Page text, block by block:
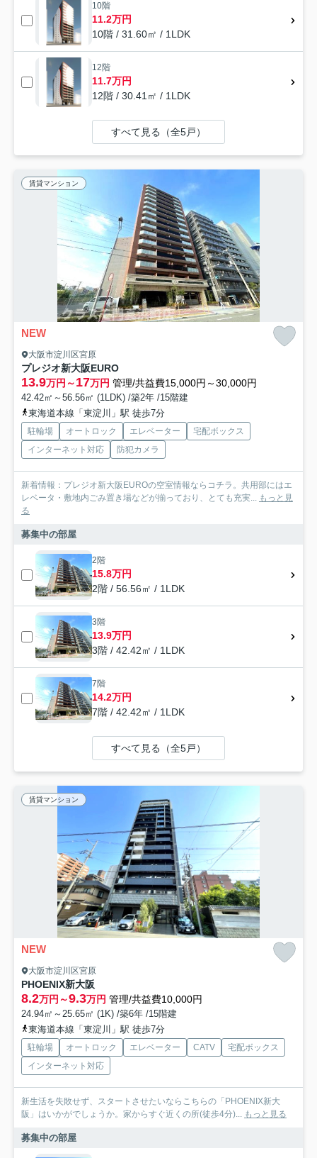
10階
11.2万円
10階 / 31.60㎡ / 1LDK
12階
11.7万円
12階 / 30.41㎡ / 1LDK
すべて見る（全5戸）
賃貸マンション
NEW
大阪市淀川区宮原
プレジオ新大阪EURO
13.9万円～17万円 管理/共益費15,000円～30,000円
42.42㎡～56.56㎡ (1LDK) /築2年 /15階建
東海道本線「東淀川」駅 徒歩7分
駐輪場 オートロック エレベーター
宅配ボックス
インターネット対応
防犯カメラ
新着情報：プレジオ新大阪EUROの空室情報ならコチラ。共用部にはエ
レベータ・敷地内ごみ置き場などが揃っており、とても充実... もっと見
る
募集中の部屋
2階
15.8万円
2階 / 56.56㎡ / 1LDK
3階
13.9万円
3階 / 42.42㎡ / 1LDK
7階
14.2万円
7階 / 42.42㎡ / 1LDK
すべて見る（全5戸）
賃貸マンション
NEW
大阪市淀川区宮原
PHOENIX新大阪
8.2万円～9.3万円 管理/共益費10,000円
24.94㎡～25.65㎡ (1K) /築6年 /15階建
東海道本線「東淀川」駅 徒歩7分
駐輪場 オートロック エレベーター CATV
宅配ボックス
インターネット対応
新生活を失敗せず、スタートさせたいならこちらの「PHOENIX新大
阪」はいかがでしょうか。家からすぐ近くの所(徒歩4分)... もっと見る
募集中の部屋